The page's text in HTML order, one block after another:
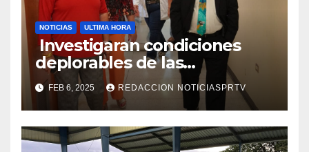
NOTICIAS ULTIMA HORA
Investigaran condiciones
deplorables de las
facilidades el Departamento
de la Salud en Mayagüez
FEB 6, 2025 REDACCION NOTICIASPRTV